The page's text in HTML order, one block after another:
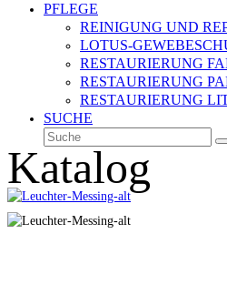
PFLEGE
REINIGUNG UND
LOTUS-
RESTAURIERUNG
RESTAURIERUNG
RESTAURIERUNG
SUCHE
Suche
Katalog